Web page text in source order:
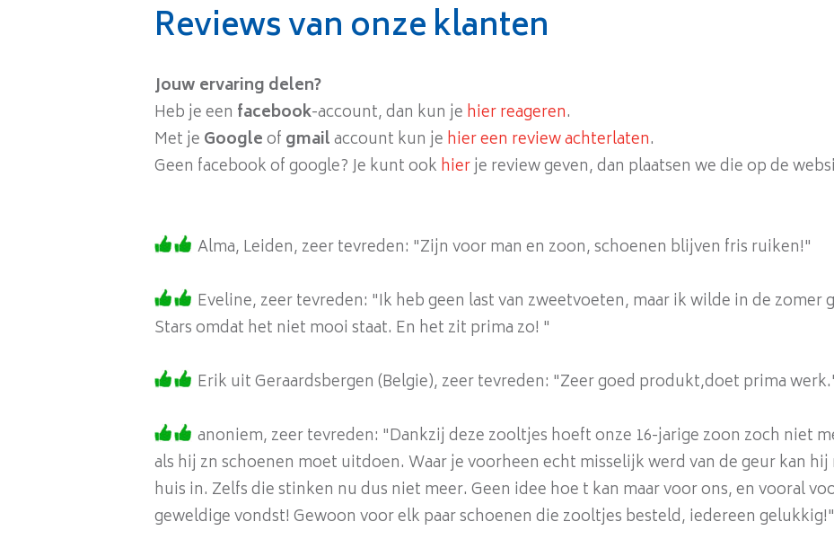
Reviews van onze klanten
Jouw ervaring delen?
Heb je een facebook-account, dan kun je hier reageren.
Met je Googleof gmailaccount kun je hier een review achterlaten.
Geen facebook of google? Je kunt ook hierje review geven, dan plaatsen we die op de
Alma, Leiden, zeer tevreden: "Zijn voor man en zoon, schoenen blijven fris ruiken!"
Eveline, zeer tevreden: "Ik heb geen last van zweetvoeten, maar ik wilde in de zomer
Stars omdat het niet mooi staat. En het zit prima zo! "
Erik uit Geraardsbergen (Belgie), zeer tevreden: "Zeer goed produkt,doet prima
anoniem, zeer tevreden: "Dankzij deze zooltjes hoeft onze 16-jarige zoon zoch niet
als hij zn schoenen moet uitdoen. Waar je voorheen echt misselijk werd van de geur kan
huis in. Zelfs die stinken nu dus niet meer. Geen idee hoe t kan maar voor ons, en vooral
geweldige vondst! Gewoon voor elk paar schoenen die zooltjes besteld, iedereen gelukkig!"